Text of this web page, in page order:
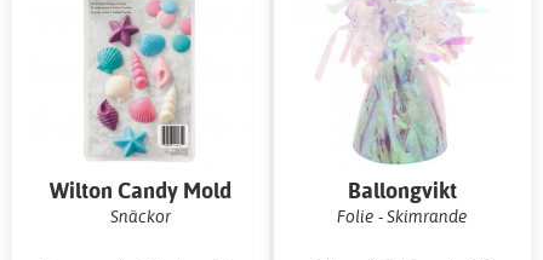
Wilton Candy Mold
Snäckor
Ballongvikt
Folie - Skimrande